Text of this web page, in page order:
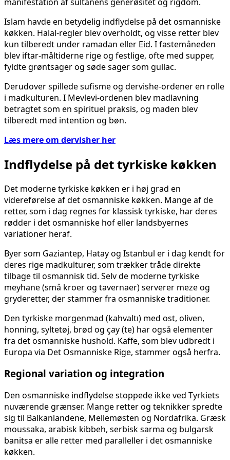
Islam havde en betydelig indflydelse på det osmanniske
køkken. Halal-regler blev overholdt, og visse retter blev
kun tilberedt under ramadan eller Eid. I fastemåneden
blev iftar-måltiderne rige og festlige, ofte med supper,
fyldte grøntsager og søde sager som gullac.
Derudover spillede sufisme og dervishe-ordener en rolle
i madkulturen. I Mevlevi-ordenen blev madlavning
betragtet som en spirituel praksis, og maden blev
tilberedt med intention og bøn.
Læs mere om dervisher her
Indflydelse på det tyrkiske køkken
Det moderne tyrkiske køkken er i høj grad en
videreførelse af det osmanniske køkken. Mange af de
retter, som i dag regnes for klassisk tyrkiske, har deres
rødder i det osmanniske hof eller landsbyernes
variationer heraf.
Byer som Gaziantep, Hatay og Istanbul er i dag kendt for
deres rige madkulturer, som trækker tråde direkte
tilbage til osmannisk tid. Selv de moderne tyrkiske
meyhane (små kroer og tavernaer) serverer meze og
gryderetter, der stammer fra osmanniske traditioner.
Den tyrkiske morgenmad (kahvaltı) med ost, oliven,
honning, syltetøj, brød og çay (te) har også elementer
fra det osmanniske hushold. Kaffe, som blev udbredt i
Europa via Det Osmanniske Rige, stammer også herfra.
Regional variation og integration
Den osmanniske indflydelse stoppede ikke ved Tyrkiets
nuværende grænser. Mange retter og teknikker spredte
sig til Balkanlandene, Mellemøsten og Nordafrika. Græsk
moussaka, arabisk kibbeh, serbisk sarma og bulgarsk
banitsa er alle retter med paralleller i det osmanniske
køkken.